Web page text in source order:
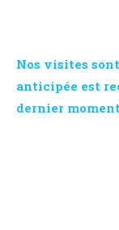
Nos visites
anticipée est
dernier